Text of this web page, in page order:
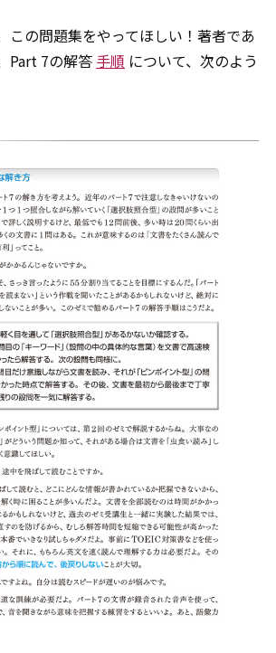
この問題集をやってほしい！著者であ
Part 7の解答 手順 について、次のよう